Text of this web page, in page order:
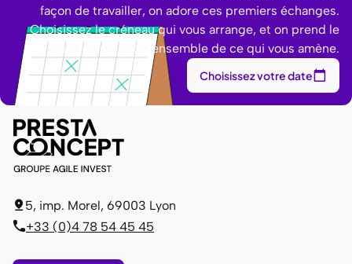
façon de travailler, on adore ces premiers échanges.
Choisissez le créneau qui vous arrange, et on prend le
temps de discuter ensemble de ce qui vous amène.
Choisissez votre date
5, imp. Morel, 69003 Lyon
+33 (0)4 78 54 45 45